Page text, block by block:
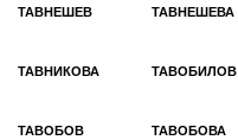
ТАВНЕШЕВ ТАВНЕШЕВА
ТАВНИКОВА ТАВОБИЛОВ
ТАВОБОВ ТАВОБОВА